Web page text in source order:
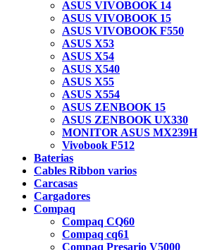
ASUS VIVOBOOK 14
ASUS VIVOBOOK 15
ASUS VIVOBOOK F550
ASUS X53
ASUS X54
ASUS X540
ASUS X55
ASUS X554
ASUS ZENBOOK 15
ASUS ZENBOOK UX330
MONITOR ASUS MX239H
Vivobook F512
Baterias
Cables Ribbon varios
Carcasas
Cargadores
Compaq
Compaq CQ60
Compaq cq61
Compaq Presario V5000